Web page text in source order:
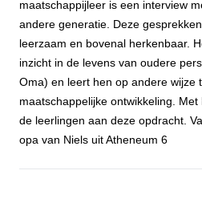
maatschappijleer is een interview
andere generatie. Deze
leerzaam en bovenal herkenbaar.
inzicht in de levens van oudere
Oma) en leert hen op andere wijze
maatschappelijke ontwikkeling.
de leerlingen aan deze opdracht.
opa van Niels uit Atheneum 6